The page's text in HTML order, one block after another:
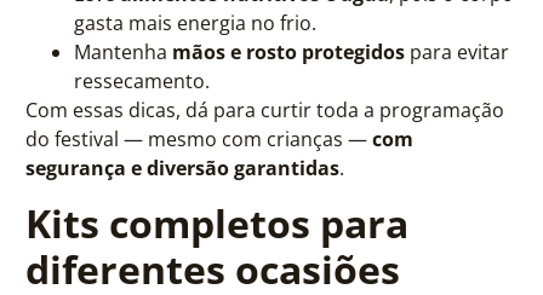
gasta mais energia no frio.
Mantenha mãos e rosto protegidos para evitar
ressecamento.
Com essas dicas, dá para curtir toda a programação
do festival — mesmo com crianças —com
segurança e diversão garantidas.
Kits completos para
diferentes ocasiões